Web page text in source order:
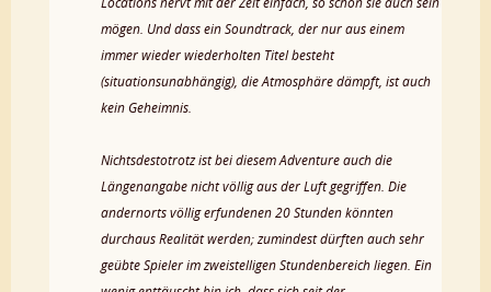
mögen. Und dass ein Soundtrack, der nur aus einem
immer wieder wiederholten Titel besteht
(situationsunabhängig), die Atmosphäre dämpft, ist auch
kein Geheimnis.
Nichtsdestotrotz ist bei diesem Adventure auch die
Längenangabe nicht völlig aus der Luft gegriffen. Die
andernorts völlig erfundenen 20 Stunden könnten
durchaus Realität werden; zumindest dürften auch sehr
geübte Spieler im zweistelligen Stundenbereich liegen. Ein